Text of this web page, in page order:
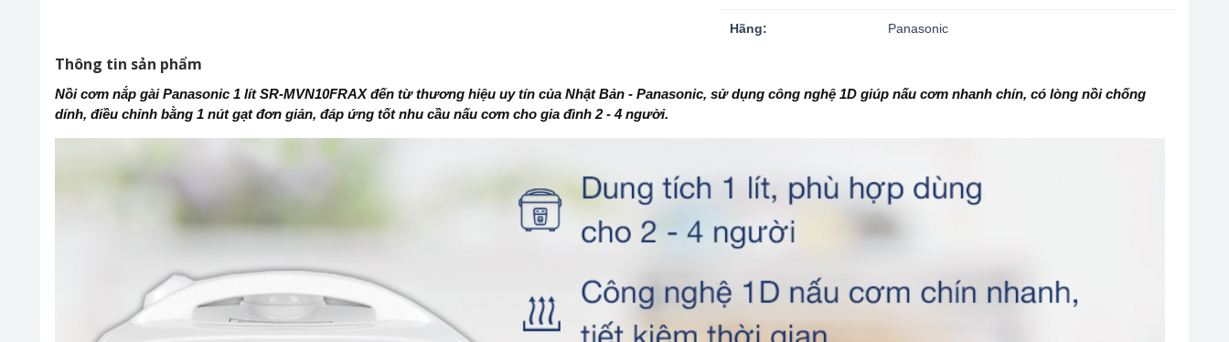
Hãng: Panasonic
Thông tin sản phẩm
Nồi cơm nắp gài Panasonic 1 lít SR-MVN10FRAX đến từ thương hiệu uy tín của Nhật Bản - Panasonic, sử dụng công nghệ 1D giúp nấu cơm nhanh chín, có lòng nồi chống
dính, điều chỉnh bằng 1 nút gạt đơn giản, đáp ứng tốt nhu cầu nấu cơm cho gia đình 2 - 4 người.